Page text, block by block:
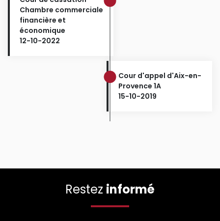
Chambre commerciale
financière et
économique
12-10-2022
Cour d'appel d'Aix-en-
Provence 1A
15-10-2019
Restez informé